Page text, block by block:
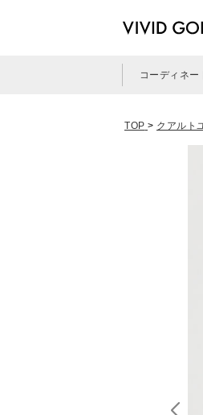
コーディネー
TOP > クアルト